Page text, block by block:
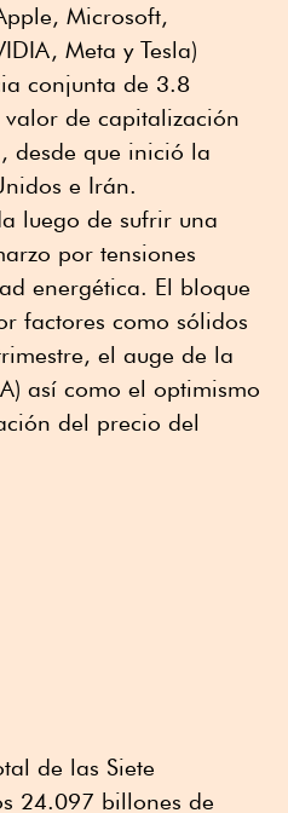
Microsoft,
Meta y Tesla)
conjunta de 3.8
de capitalización
desde que inició la
e Irán.
luego de sufrir una
por tensiones
energética. El bloque
factores como sólidos
el auge de la
así como el optimismo
del precio del
de las Siete
24.097 billones de